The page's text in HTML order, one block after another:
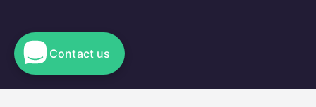
© 2023 Electromaps
Contact us